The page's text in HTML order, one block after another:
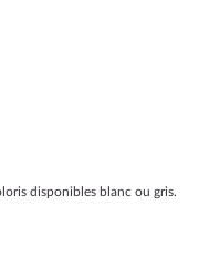
disponibles blanc ou gris.